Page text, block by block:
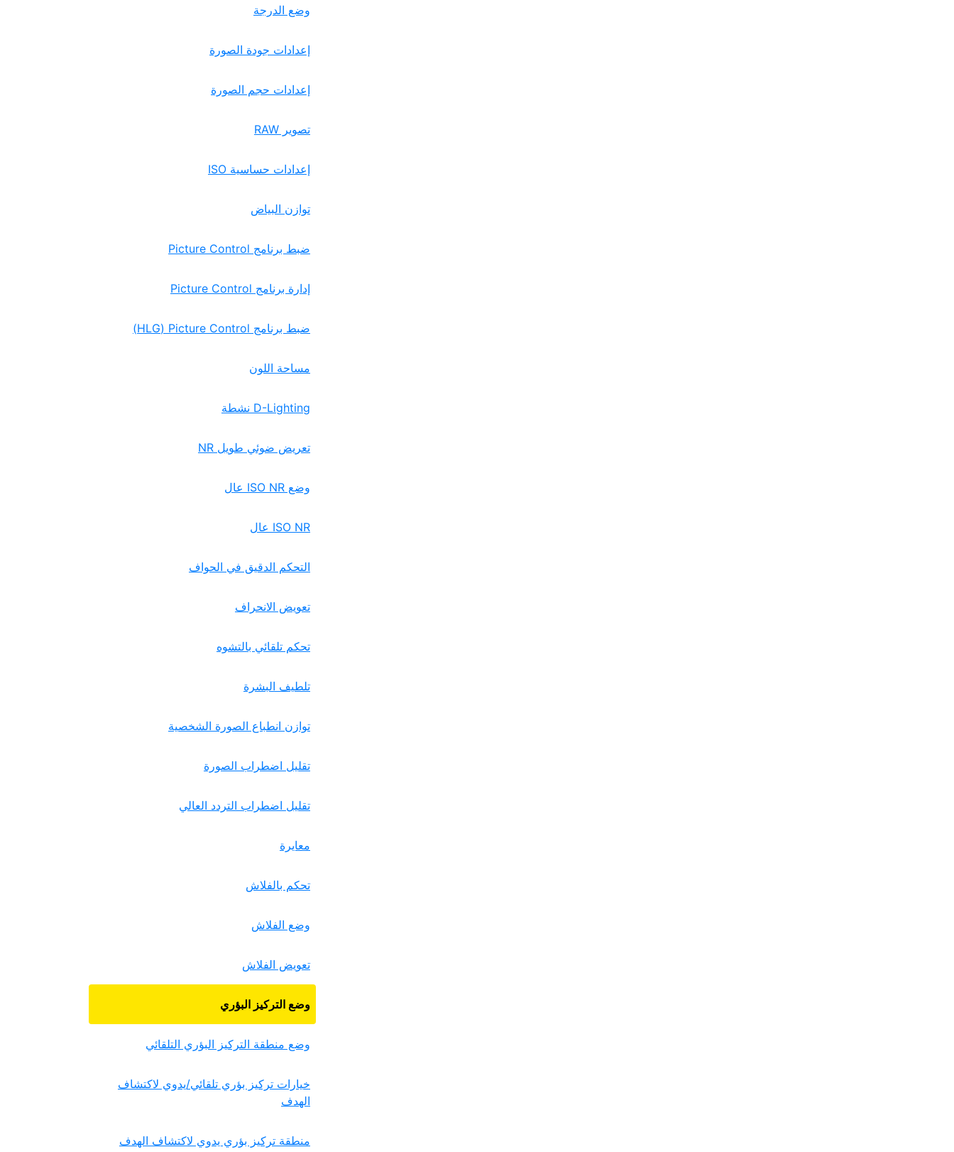
وضع الدرجة
إعدادات جودة الصورة
إعدادات حجم الصورة
تصوير RAW‏
إعدادات حساسية ISO‏
توازن البياض
ضبط برنامج Picture Control‏
إدارة برنامج Picture Control‏
ضبط برنامج Picture Control‏ (HLG)
مساحة اللون
تعريض ضوئي طويل NR‏
وضع ISO NR عال
التحكم الدقيق في الحواف
تعويض الانحراف
تحكم تلقائي بالتشوه
تلطيف البشرة
توازن انطباع الصورة الشخصية
تقليل اضطراب الصورة
تقليل اضطراب التردد العالي
معايرة
تحكم بالفلاش
وضع الفلاش
تعويض الفلاش
وضع التركيز البؤري
وضع منطقة التركيز البؤري التلقائي
خيارات تركيز بؤري تلقائي/يدوي لاكتشاف
الهدف
منطقة تركيز بؤري يدوي لاكتشاف الهدف